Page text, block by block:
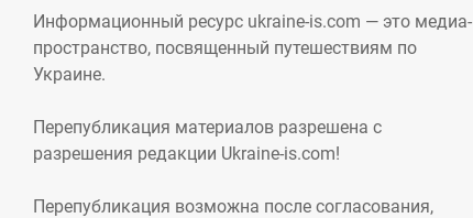
Информационный ресурс ukraine-is.com — это медиа-
пространство, посвященный путешествиям по
Украине.
Перепубликация материалов разрешена с
разрешения редакции Ukraine-is.com!
Перепубликация возможна после согласования,